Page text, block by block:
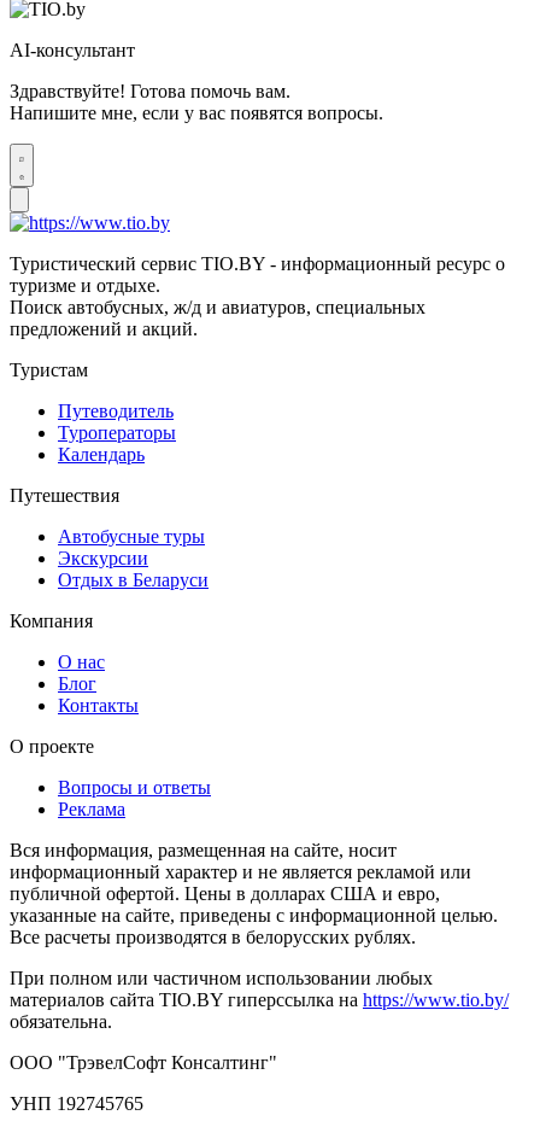
AI-консультант
Здравствуйте! Готова помочь вам.
Напишите мне, если у вас появятся вопросы.
Туристический сервис TIO.BY - информационный ресурс о
туризме и отдыхе.
Поиск автобусных, ж/д и авиатуров, специальных
предложений и акций.
Туристам
Путеводитель
Туроператоры
Календарь
Путешествия
Автобусные туры
Экскурсии
Отдых в Беларуси
Компания
О нас
Блог
Контакты
О проекте
Вопросы и ответы
Реклама
Вся информация, размещенная на сайте, носит
информационный характер и не является рекламой или
публичной офертой. Цены в долларах США и евро,
указанные на сайте, приведены с информационной целью.
Все расчеты производятся в белорусских рублях.
При полном или частичном использовании любых
материалов сайта TIO.BY гиперссылка на https://www.tio.by/
обязательна.
ООО "ТрэвелСофт Консалтинг"
УНП 192745765